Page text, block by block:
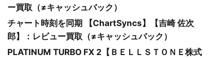
ー買取（≠キャッシュバック）
チャート時刻を同期 【ChartSyncs】【吉崎 佐次
郎】：レビュー買取（≠キャッシュバック）
PLATINUM TURBO FX 2【ＢＥＬＬＳＴＯＮＥ株式